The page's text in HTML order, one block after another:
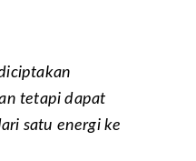
tetapi dapat
satu energi ke